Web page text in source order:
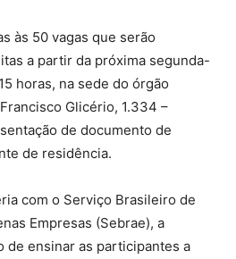
às 50 vagas que serão
a partir da próxima segunda-
horas, na sede do órgão
Glicério, 1.334 –
de documento de
de residência.
com o Serviço Brasileiro de
Empresas (Sebrae), a
de ensinar as participantes a